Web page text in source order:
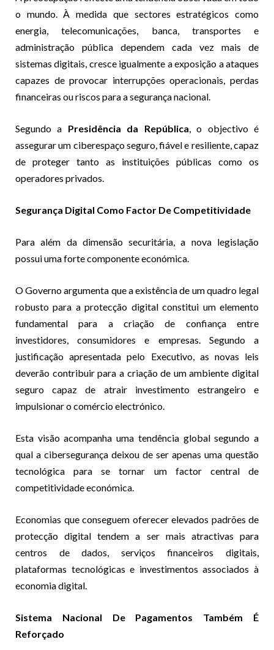
o mundo. À medida que sectores estratégicos como
energia, telecomunicações, banca, transportes e
administração pública dependem cada vez mais de
sistemas digitais, cresce igualmente a exposição a ataques
capazes de provocar interrupções operacionais, perdas
financeiras ou riscos para a segurança nacional.
Segundo a Presidência da República , o objectivo é
assegurar um ciberespaço seguro, fiável e resiliente, capaz
de proteger tanto as instituições públicas como os
operadores privados.
Segurança Digital Como Factor De Competitividade
Para além da dimensão securitária, a nova legislação
possui uma forte componente económica.
O Governo argumenta que a existência de um quadro legal
robusto para a protecção digital constitui um elemento
fundamental para a criação de confiança entre
investidores, consumidores e empresas. Segundo a
justificação apresentada pelo Executivo, as novas leis
deverão contribuir para a criação de um ambiente digital
seguro capaz de atrair investimento estrangeiro e
impulsionar o comércio electrónico.
Esta visão acompanha uma tendência global segundo a
qual a cibersegurança deixou de ser apenas uma questão
tecnológica para se tornar um factor central de
competitividade económica.
Economias que conseguem oferecer elevados padrões de
protecção digital tendem a ser mais atractivas para
centros de dados, serviços financeiros digitais,
plataformas tecnológicas e investimentos associados à
economia digital.
Sistema Nacional De Pagamentos Também É
Reforçado